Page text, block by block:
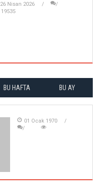
26 Nisan 2026
19535
BU HAFTA BU AY
01 Ocak 1970